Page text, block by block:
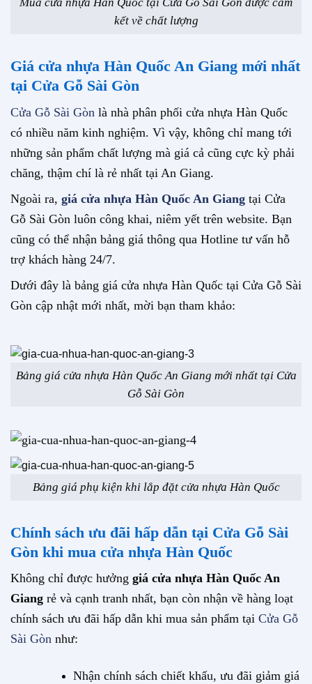
Mua cửa nhựa Hàn Quốc tại Cửa Gỗ Sài Gòn được cam
kết về chất lượng
Giá cửa nhựa Hàn Quốc An Giang mới nhất
tại Cửa Gỗ Sài Gòn
Cửa Gỗ Sài Gòn là nhà phân phối cửa nhựa Hàn Quốc
có nhiều năm kinh nghiệm. Vì vậy, không chỉ mang tới
những sản phẩm chất lượng mà giá cả cũng cực kỳ phải
chăng, thậm chí là rẻ nhất tại An Giang.
Ngoài ra, giá cửa nhựa Hàn Quốc An Giang tại Cửa
Gỗ Sài Gòn luôn công khai, niêm yết trên website. Bạn
cũng có thể nhận bảng giá thông qua Hotline tư vấn hỗ
trợ khách hàng 24/7.
Dưới đây là bảng giá cửa nhựa Hàn Quốc tại Cửa Gỗ Sài
Gòn cập nhật mới nhất, mời bạn tham khảo:
Bảng giá cửa nhựa Hàn Quốc An Giang mới nhất tại Cửa
Gỗ Sài Gòn
Bảng giá phụ kiện khi lắp đặt cửa nhựa Hàn Quốc
Chính sách ưu đãi hấp dẫn tại Cửa Gỗ Sài
Gòn khi mua cửa nhựa Hàn Quốc
Không chỉ được hưởng giá cửa nhựa Hàn Quốc An
Giang rẻ và cạnh tranh nhất, bạn còn nhận về hàng loạt
chính sách ưu đãi hấp dẫn khi mua sản phẩm tại Cửa Gỗ
Sài Gòn như:
Nhận chính sách chiết khấu, ưu đãi giảm giá